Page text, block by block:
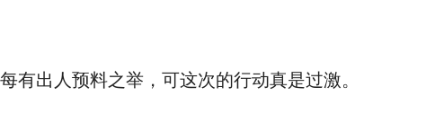
出人预料之举，可这次的行动真是过激。